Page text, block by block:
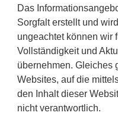
Das
Sorgfalt erstellt und
ungeachtet können wir
Vollständigkeit und
übernehmen. Gleiches
Websites, auf die
den Inhalt dieser
nicht verantwortlich.